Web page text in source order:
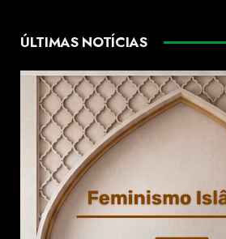
ÚLTIMAS NOTÍCIAS